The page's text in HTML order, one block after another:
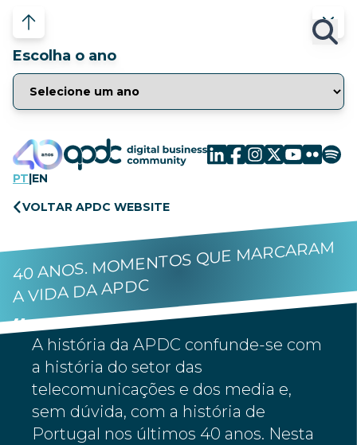
Escolha o ano
PT|EN
VOLTAR APDC WEBSITE
40 ANOS. MOMENTOS QUE MARCARAM
A VIDA DA APDC
A história da APDC confunde-se com
a história do setor das
telecomunicações e dos media e,
sem dúvida, com a história de
Portugal nos últimos 40 anos. Nesta